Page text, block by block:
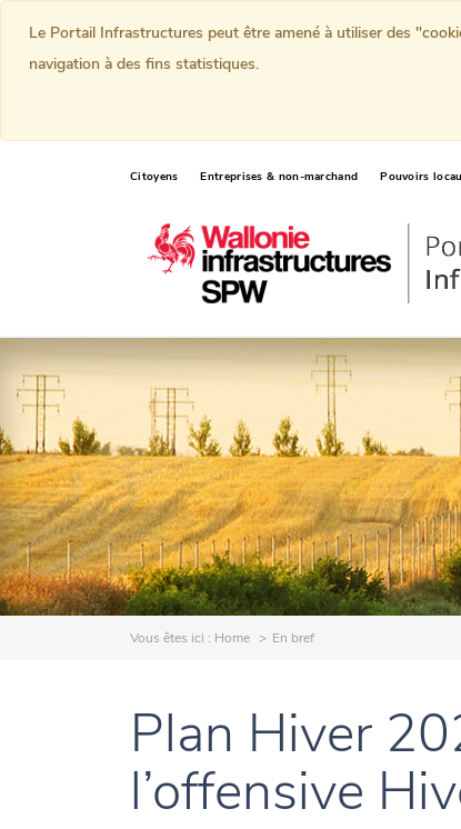
Citoyens Entreprises & non-marchand Pouvoirs
Vous êtes ici : Home En bref
Plan Hiver
l’offensive
Le Portail Infrastructures peut être amené à utiliser des
navigation à des fins statistiques.